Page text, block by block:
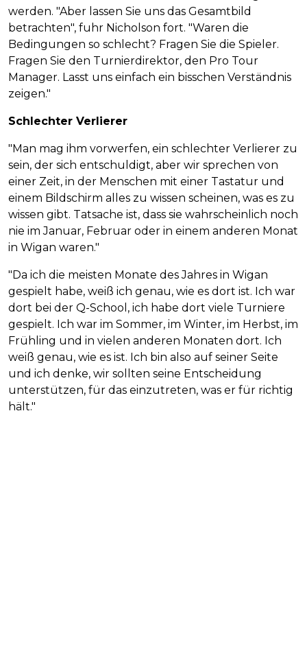
werden. "Aber lassen Sie uns das Gesamtbild
betrachten", fuhr Nicholson fort. "Waren die
Bedingungen so schlecht? Fragen Sie die Spieler.
Fragen Sie den Turnierdirektor, den Pro Tour
Manager. Lasst uns einfach ein bisschen Verständnis
zeigen."
Schlechter Verlierer
"Man mag ihm vorwerfen, ein schlechter Verlierer zu
sein, der sich entschuldigt, aber wir sprechen von
einer Zeit, in der Menschen mit einer Tastatur und
einem Bildschirm alles zu wissen scheinen, was es zu
wissen gibt. Tatsache ist, dass sie wahrscheinlich noch
nie im Januar, Februar oder in einem anderen Monat
in Wigan waren."
"Da ich die meisten Monate des Jahres in Wigan
gespielt habe, weiß ich genau, wie es dort ist. Ich war
dort bei der Q-School, ich habe dort viele Turniere
gespielt. Ich war im Sommer, im Winter, im Herbst, im
Frühling und in vielen anderen Monaten dort. Ich
weiß genau, wie es ist. Ich bin also auf seiner Seite
und ich denke, wir sollten seine Entscheidung
unterstützen, für das einzutreten, was er für richtig
hält."